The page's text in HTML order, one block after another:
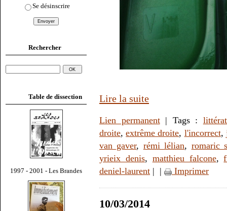
Se désinscrire
Rechercher
Table de dissection
1997 - 2001 - Les Brandes
Lire la suite
Lien permanent| Tags :
droite,extrême droite, l'incorrect,
van gaver, rémi lélian, romaric
yrieix denis, matthieu falcone,
deniel-laurent | | Imprimer
10/03/2014